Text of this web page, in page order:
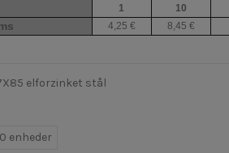
1 10
4,25 € 8,45 €
elforzinket stål
enheder